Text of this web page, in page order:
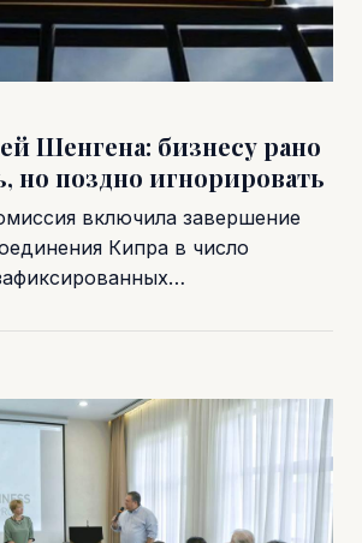
Шенгена: бизнесу рано
но поздно игнорировать
включила завершение
Кипра в число